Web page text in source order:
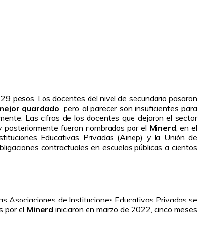
pesos. Los docentes del nivel de secundario pasaron
guardado , pero al parecer son insuficientes para
Las cifras de los docentes que dejaron el sector
fueron nombrados por el Minerd , en el
Educativas Privadas (Ainep) y la Unión de
contractuales en escuelas públicas a cientos
Asociaciones de Instituciones Educativas Privadas se
por el Minerd iniciaron en marzo de 2022, cinco meses